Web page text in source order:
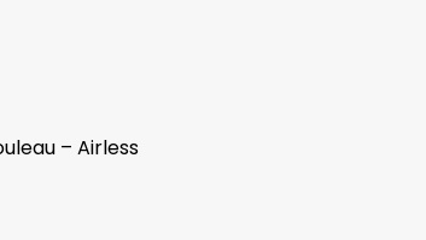
– Airless